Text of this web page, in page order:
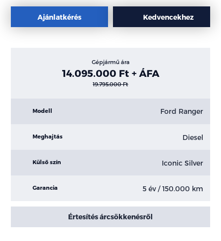
Ajánlatkérés Kedvencekhez
Gépjármű ára
14.095.000 Ft + ÁFA
19.795.000 Ft
Modell Ford Ranger
Meghajtás Diesel
Külső szín Iconic Silver
Garancia 5 év / 150.000 km
Értesítés árcsökkenésről